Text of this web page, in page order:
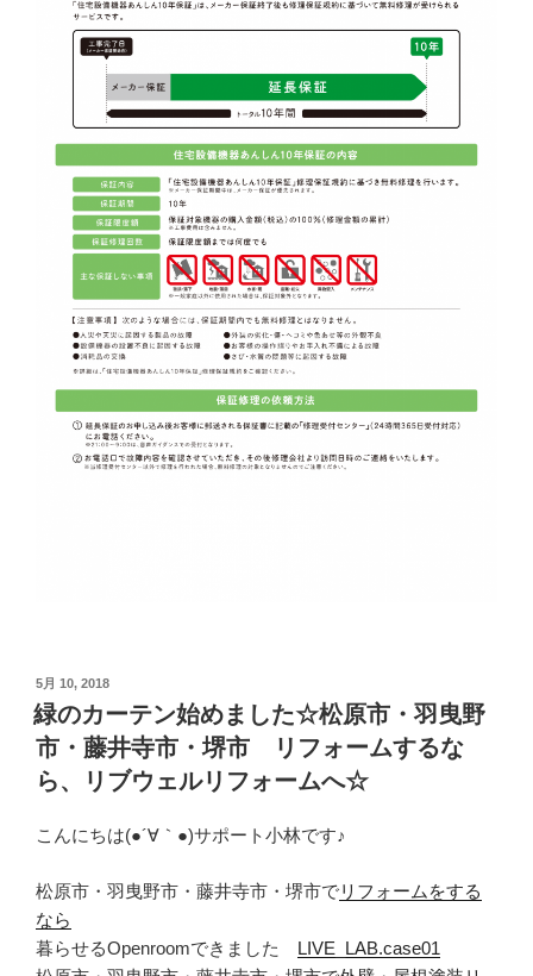
投
稿
日:
5月 10, 2018
緑のカーテン始めました☆松原市・羽曳野
市・藤井寺市・堺市 リフォームするな
ら、リブウェルリフォームへ☆
こんにちは(●´∀｀●)サポート小林です♪
松原市・羽曳野市・藤井寺市・堺市でリフォームをする
なら
暮らせるOpenroomできました LIVE_LAB.case01